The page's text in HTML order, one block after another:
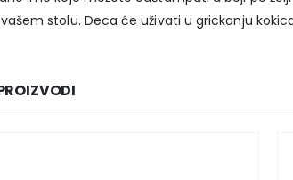
stolu. Deca će uživati u grickanju